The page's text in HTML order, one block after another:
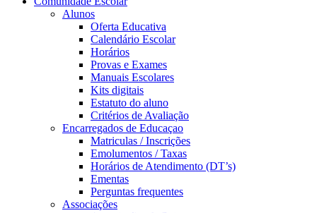
Alunos
Oferta Educativa
Calendário Escolar
Horários
Provas e Exames
Manuais Escolares
Kits digitais
Estatuto do aluno
Critérios de Avaliação
Encarregados de Educaçao
Matriculas / Inscrições
Emolumentos / Taxas
Horários de Atendimento (DT’s)
Ementas
Perguntas frequentes
Associações